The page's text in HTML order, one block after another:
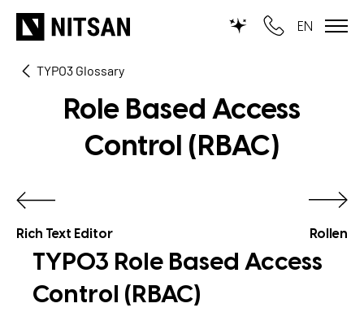
EN
WIR MACHEN TYPO3...
für KMU
LEISTUNGEN
TYPO3 KI
REFERENZEN
TYPO3 Glossary
Role Based Access
Control (RBAC)
Rich Text Editor Rollen
TYPO3 Role Based Access
Control (RBAC)